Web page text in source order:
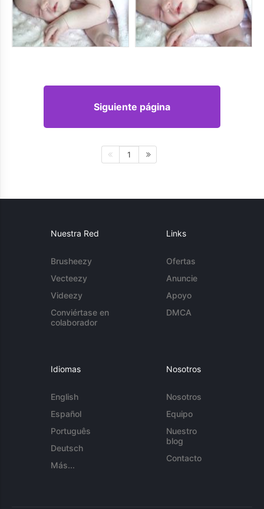
Siguiente página
1
Nuestra Red
Brusheezy
Vecteezy
Videezy
Conviértase en
colaborador
Links
Ofertas
Anuncie
Apoyo
DMCA
Idiomas
English
Español
Português
Deutsch
Más...
Nosotros
Nosotros
Equipo
Nuestro
blog
Contacto